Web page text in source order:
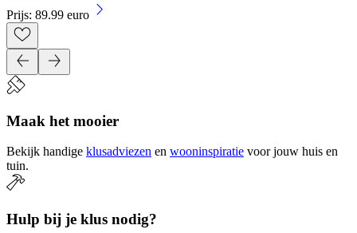
Prijs: 89.99 euro
Maak het mooier
Bekijk handige klusadviezen en wooninspiratie voor jouw huis en
tuin.
Hulp bij je klus nodig?